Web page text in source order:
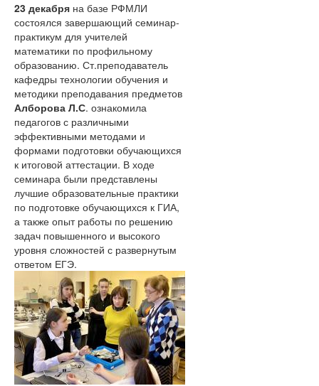
"Лучший руководитель ОО"
"Методическая копилка"
"За нравственный подвиг учителя"
"Абилимпикс"
Земский учитель
Национальный проект образование
Подготовка к ГИА-9 и ГИА- 11
Эффективный руководитель
Развитие предпрофессионального
образования в РСО-Алания
Развитие химико-биологического
образования в РСО-Алания
Развитие географического
образования в РСО-Алания
Наставничество
Подготовка кадров для системы
образования
Проект «Реализация образовательной
политики по продвижению и
популяризации русского языка в
Республике Южная Осетия (Алания)»
ФЦПРО
Научно-методическое сопровождение
обучения осетинскому языку
Взаимообучение образовательных
23 декабря на базе РФМЛИ
состоялся завершающий семинар-
практикум для учителей
математики по профильному
образованию. Ст.преподаватель
кафедры технологии обучения и
методики преподавания предметов
Алборова Л.С. ознакомила
педагогов с различными
эффективными методами и
формами подготовки обучающихся
к итоговой аттестации. В ходе
семинара были представлены
лучшие образовательные практики
по подготовке обучающихся к ГИА,
а также опыт работы по решению
задач повышенного и высокого
уровня сложностей с развернутым
ответом ЕГЭ.